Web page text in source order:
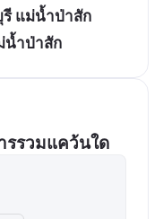
แม่น้ำป่าสัก
น้ำป่าสัก
รรวมแคว้นใด